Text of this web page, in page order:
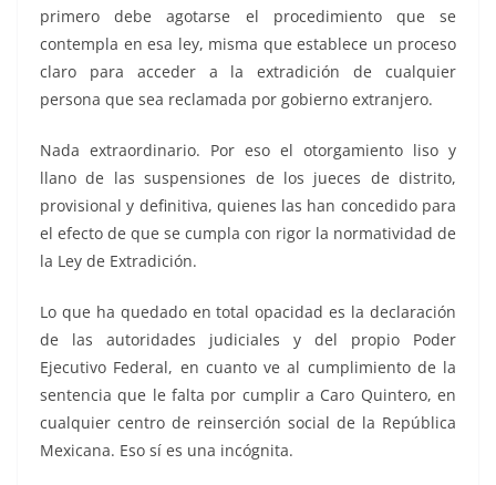
primero debe agotarse el procedimiento que se
contempla en esa ley, misma que establece un proceso
claro para acceder a la extradición de cualquier
persona que sea reclamada por gobierno extranjero.
Nada extraordinario. Por eso el otorgamiento liso y
llano de las suspensiones de los jueces de distrito,
provisional y definitiva, quienes las han concedido para
el efecto de que se cumpla con rigor la normatividad de
la Ley de Extradición.
Lo que ha quedado en total opacidad es la declaración
de las autoridades judiciales y del propio Poder
Ejecutivo Federal, en cuanto ve al cumplimiento de la
sentencia que le falta por cumplir a Caro Quintero, en
cualquier centro de reinserción social de la República
Mexicana. Eso sí es una incógnita.